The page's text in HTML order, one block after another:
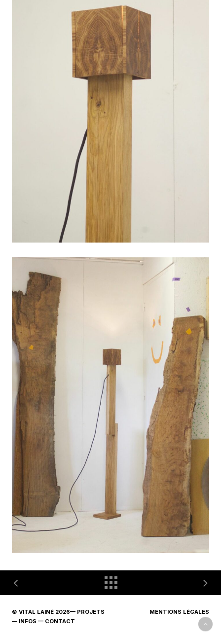
© VITAL LAINÉ 2026— PROJETS
— INFOS — CONTACT
MENTIONS LÉGALES